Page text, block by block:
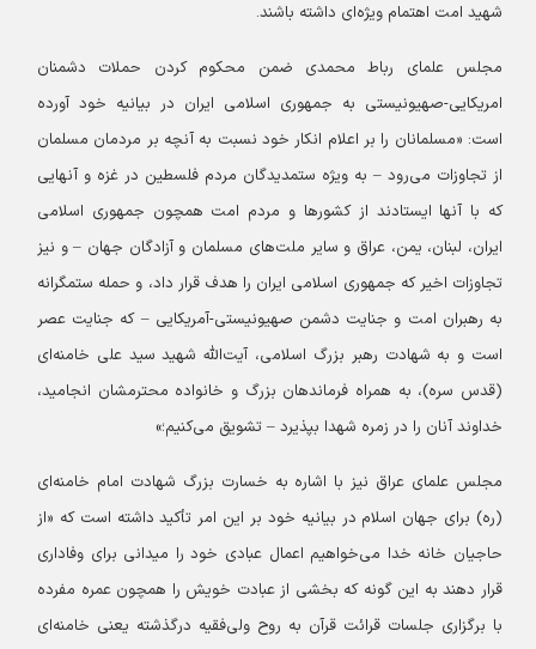
شهید امت اهتمام ویژه‌ای داشته باشند.
مجلس علمای رباط محمدی ضمن محکوم کردن حملات دشمنان
امریکایی-صهیونیستی به جمهوری اسلامی ایران در بیانیه خود آورده
است: «مسلمانان را بر اعلام انکار خود نسبت به آنچه بر مردمان مسلمان
از تجاوزات می‌رود – به ویژه ستمدیدگان مردم فلسطین در غزه و آنهایی
که با آنها ایستادند از کشورها و مردم امت همچون جمهوری اسلامی
ایران، لبنان، یمن، عراق و سایر ملت‌های مسلمان و آزادگان جهان – و نیز
تجاوزات اخیر که جمهوری اسلامی ایران را هدف قرار داد، و حمله ستمگرانه
به رهبران امت و جنایت دشمن صهیونیستی-آمریکایی – که جنایت عصر
است و به شهادت رهبر بزرگ اسلامی، آیت‌الله شهید سید علی خامنه‌ای
(قدس سره)، به همراه فرماندهان بزرگ و خانواده محترمشان انجامید،
خداوند آنان را در زمره شهدا بپذیرد – تشویق می‌کنیم؛»
مجلس علمای عراق نیز با اشاره به خسارت بزرگ شهادت امام خامنه‌ای
(ره) برای جهان اسلام در بیانیه خود بر این امر تأکید داشته است که «از
حاجیان خانه خدا می‌خواهیم اعمال عبادی خود را میدانی برای وفاداری
قرار دهند به این گونه که بخشی از عبادت خویش را همچون عمره مفرده
با برگزاری جلسات قرائت قرآن به روح ولی‌فقیه درگذشته یعنی خامنه‌ای